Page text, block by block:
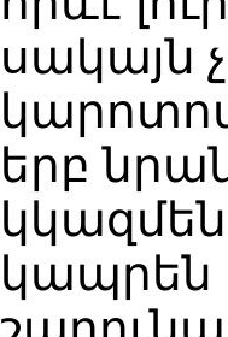
սակայն
երբ
կապրեն